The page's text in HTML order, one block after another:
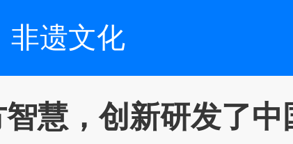
非遗文化
慧，创新研发了中